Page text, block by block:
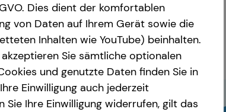
Sales Manager
Allee 125 | 53175 Bonn
Dies dient der komfortablen
von Daten auf Ihrem Gerät sowie die
Inhalten wie YouTube) beinhalten.
Sie sämtliche optionalen
und genutzte Daten finden Sie in
Einwilligung auch jederzeit
Ihre Einwilligung widerrufen, gilt das